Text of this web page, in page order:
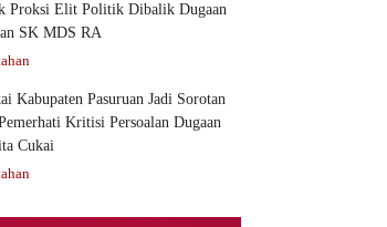
Proksi Elit Politik Dibalik Dugaan
SK MDS RA
Kabupaten Pasuruan Jadi Sorotan
Kritisi Persoalan Dugaan
Cukai